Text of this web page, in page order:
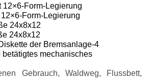
12×6-Form-Legierung
Form-Legierung
24x8x12
24x8x12
der Bremsanlage-4
betätigtes mechanisches
Gebrauch, Waldweg, Flussbett,